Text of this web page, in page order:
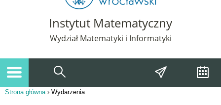
Instytut Matematyczny
Wydział Matematyki i Informatyki
Strona główna› Wydarzenia